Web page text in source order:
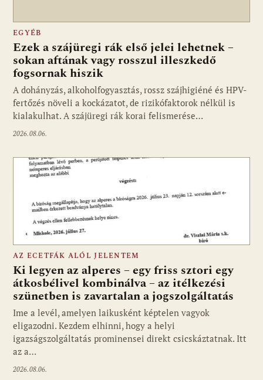
EGYÉB
Ezek a szájüregi rák első jelei lehetnek –
sokan aftának vagy rosszul illeszkedő
fogsornak hiszik
A dohányzás, alkoholfogyasztás, rossz szájhigiéné és HPV-
fertőzés növeli a kockázatot, de rizikófaktorok nélkül is
kialakulhat. A szájüregi rák korai felismerése…
2026.08.06.
AZ ECETFÁK ALÓL JELENTEM
Ki legyen az alperes – egy friss sztori egy
átkosbélivel kombinálva – az itélkezési
szünetben is zavartalan a jogszolgáltatás
Ime a levél, amelyen laikusként képtelen vagyok
eligazodni. Kezdem elhinni, hogy a helyi
igazságszolgáltatás prominensei direkt csicskáztatnak. Itt
az a…
2026.08.06.